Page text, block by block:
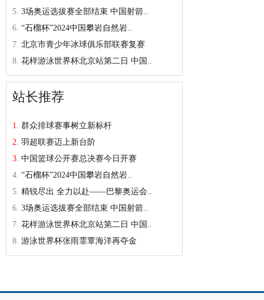
5. 3场奥运选拔赛全部结束 中国射箭..
6. “石榴杯”2024中国攀岩自然岩..
7. 北京市青少年冰球俱乐部联赛复赛
8. 花样游泳世界杯北京站第二日 中国..
站长推荐
1.
群众排球赛事树立新标杆
2. 羽超联赛迈上新台阶
3. 中国篮球公开赛总决赛今日开赛
4. “石榴杯”2024中国攀岩自然岩..
5. 精锐尽出 全力以赴——巴黎奥运会..
6. 3场奥运选拔赛全部结束 中国射箭..
7. 花样游泳世界杯北京站第二日 中国..
8. 游泳世界杯张雨霏覃海洋再夺金